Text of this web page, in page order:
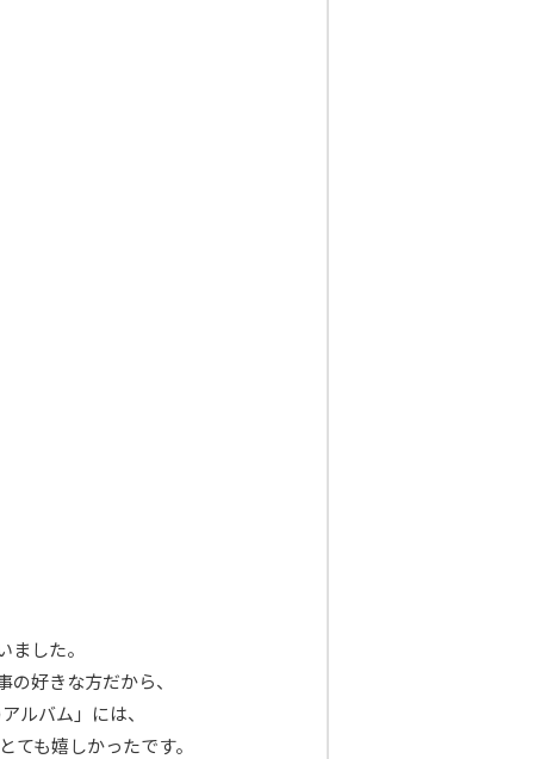
した。
好きな方だから、
バム」には、
も嬉しかったです。